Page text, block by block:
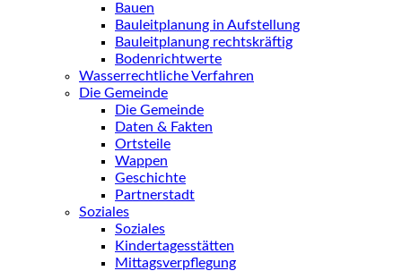
Bauen
Bauleitplanung in Aufstellung
Bauleitplanung rechtskräftig
Bodenrichtwerte
Wasserrechtliche Verfahren
Die Gemeinde
Die Gemeinde
Daten & Fakten
Ortsteile
Wappen
Geschichte
Partnerstadt
Soziales
Soziales
Kindertagesstätten
Mittagsverpflegung